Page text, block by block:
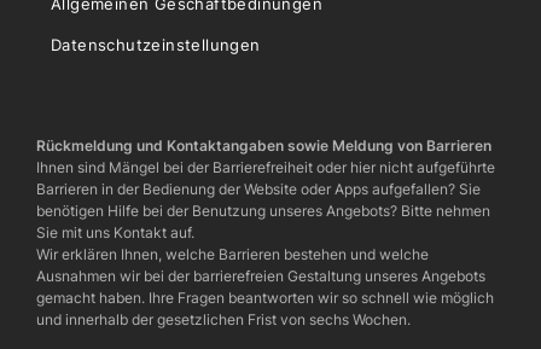
Datenschutzeinstellungen
Rückmeldung und Kontaktangaben sowie Meldung von Barrieren
Ihnen sind Mängel bei der Barrierefreiheit oder hier nicht aufgeführte
Barrieren in der Bedienung der Website oder Apps aufgefallen? Sie
benötigen Hilfe bei der Benutzung unseres Angebots? Bitte nehmen
Sie mit uns Kontakt auf.
Wir erklären Ihnen, welche Barrieren bestehen und welche
Ausnahmen wir bei der barrierefreien Gestaltung unseres Angebots
gemacht haben. Ihre Fragen beantworten wir so schnell wie möglich
und innerhalb der gesetzlichen Frist von sechs Wochen.